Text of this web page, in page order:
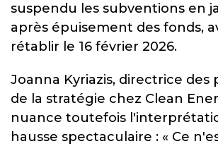
suspendu les subventions en
après épuisement des fonds,
rétablir le 16 février 2026.
Joanna Kyriazis, directrice des
de la stratégie chez Clean
nuance toutefois
hausse spectaculaire : « Ce